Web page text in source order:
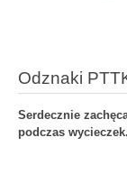
Odznaki
Serdecznie
podczas wycieczek.